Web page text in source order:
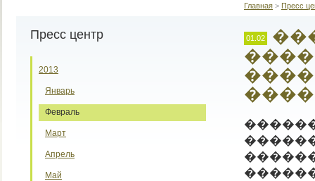
Пресс центр
2013
Январь
Февраль
Март
Апрель
Май
Главная > Пресс
01.02